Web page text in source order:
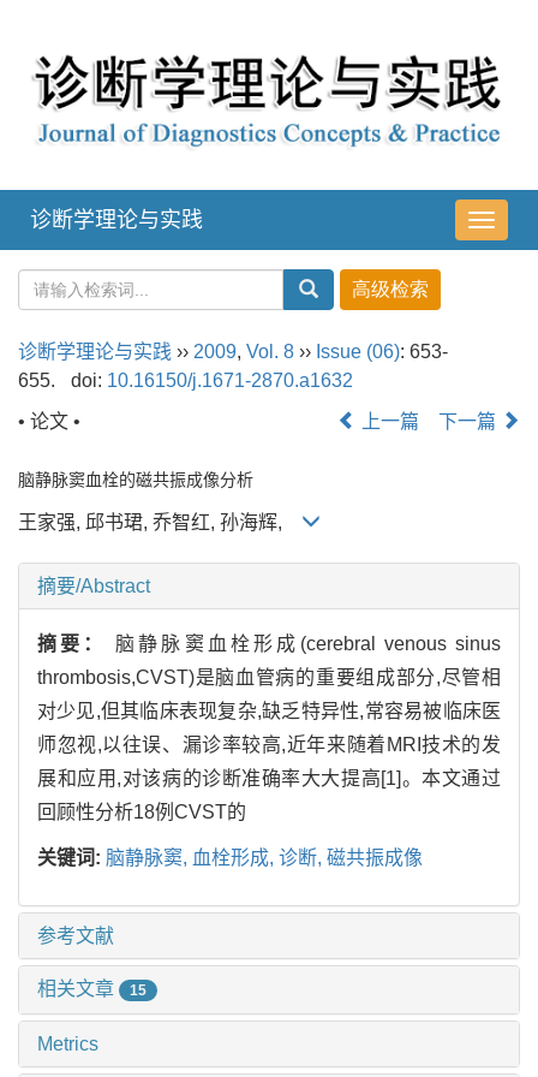
导
航
诊断学理论与实践
诊断学理论与实践 ›› 2009, Vol. 8 ›› Issue (06): 653-
655.
doi: 10.16150/j.1671-2870.a1632
• 论文 •
上一篇 下一篇
脑静脉窦血栓的磁共振成像分析
王家强, 邱书珺, 乔智红, 孙海辉,
摘要/Abstract
摘要： 脑静脉窦血栓形成(cerebral venous sinus
thrombosis,CVST)是脑血管病的重要组成部分,尽管相
对少见,但其临床表现复杂,缺乏特异性,常容易被临床医
师忽视,以往误、漏诊率较高,近年来随着MRI技术的发
展和应用,对该病的诊断准确率大大提高[1]。本文通过
回顾性分析18例CVST的
关键词: 脑静脉窦, 血栓形成, 诊断, 磁共振成像
参考文献
相关文章 15
Metrics